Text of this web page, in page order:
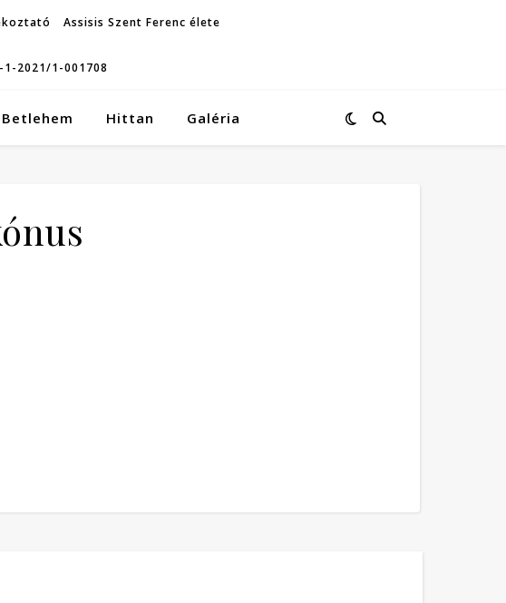
Assisis Szent Ferenc élete
1-2021/1-001708
Betlehem Hittan Galéria